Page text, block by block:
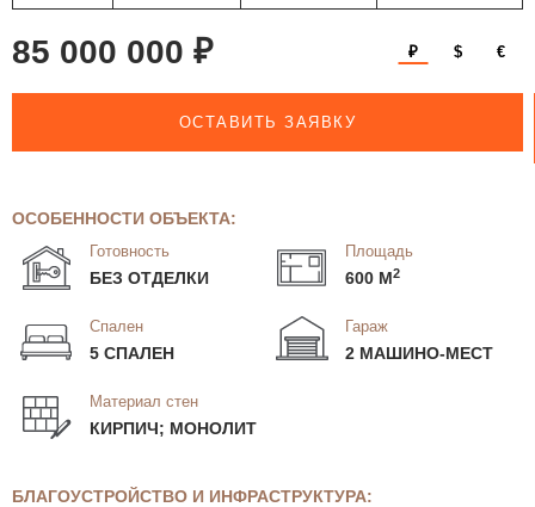
85 000 000 ₽ ₽ $ €
ОСТАВИТЬ ЗАЯВКУ
ОСОБЕННОСТИ ОБЪЕКТА:
Готовность
БЕЗ ОТДЕЛКИ
Площадь
600 М2
Спален
5 СПАЛЕН
Гараж
2 МАШИНО-МЕСТ
Материал стен
КИРПИЧ; МОНОЛИТ
БЛАГОУСТРОЙСТВО И ИНФРАСТРУКТУРА: